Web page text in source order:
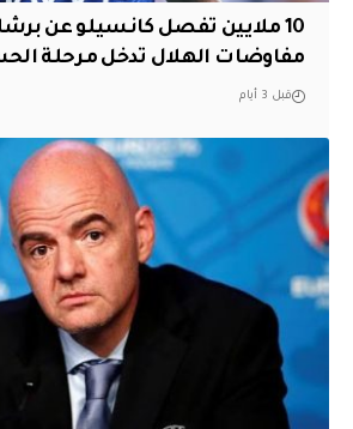
10 ملايين تفصل كانسيلو عن
مفاوضات الهلال تدخل مرحلة
قبل 3 أيام